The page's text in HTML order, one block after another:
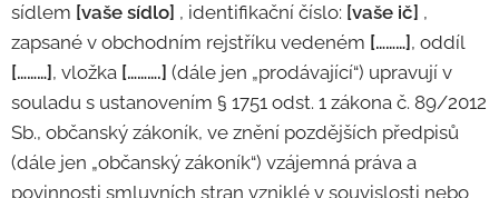
sídlem [vaše sídlo] , identifikační číslo: [vaše ič] ,
zapsané v obchodním rejstříku vedeném [………] , oddíl
[………] , vložka [……….] (dále jen „prodávající“) upravují v
souladu s ustanovením § 1751 odst. 1 zákona č. 89/2012
Sb., občanský zákoník, ve znění pozdějších předpisů
(dále jen „občanský zákoník“) vzájemná práva a
povinnosti smluvních stran vzniklé v souvislosti nebo